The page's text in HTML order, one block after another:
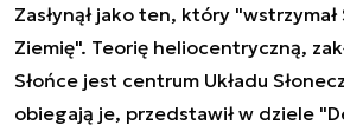
Zasłynął jako ten, który "wstrzymał
Ziemię". Teorię heliocentryczną,
Słońce jest centrum Układu
obiegają je, przedstawił w dziele